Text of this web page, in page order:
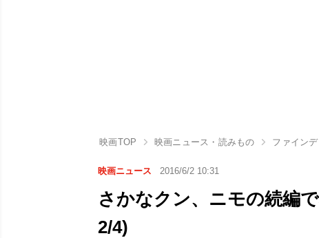
映画TOP 映画ニュース・読みもの ファイン
映画ニュース 2016/6/2 10:31
さかなクン、ニモの続編
2/4)